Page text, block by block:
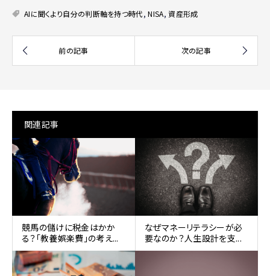
AIに聞くより自分の判断軸を持つ時代,NISA,資産形成
関連記事
競馬の儲けに税金はかか
る？「教養娯楽費」の考え...
なぜマネーリテラシーが必
要なのか？人生設計を支...